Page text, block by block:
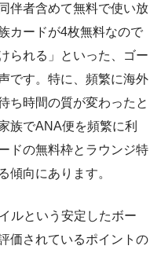
伴者含めて無料で使い放
カードが4枚無料なので
られる」といった、ゴー
です。特に、頻繁に海外
ち時間の質が変わったと
族でANA便を頻繁に利
ドの無料枠とラウンジ特
傾向にあります。
ルという安定したボー
価されているポイントの